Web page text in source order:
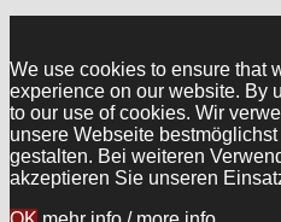
We use cookies to ensure that
experience on our website. By
to our use of cookies. Wir
unsere Webseite
gestalten. Bei weiteren
akzeptieren Sie unseren